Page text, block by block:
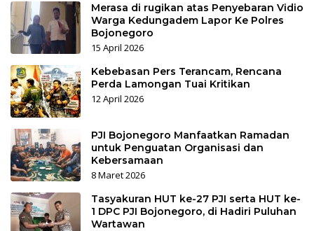
Merasa di rugikan atas Penyebaran Vidio
Warga Kedungadem Lapor Ke Polres
Bojonegoro
15 April 2026
Kebebasan Pers Terancam, Rencana
Perda Lamongan Tuai Kritikan
12 April 2026
PJI Bojonegoro Manfaatkan Ramadan
untuk Penguatan Organisasi dan
Kebersamaan
8 Maret 2026
Tasyakuran HUT ke-27 PJI serta HUT ke-
1 DPC PJI Bojonegoro, di Hadiri Puluhan
Wartawan